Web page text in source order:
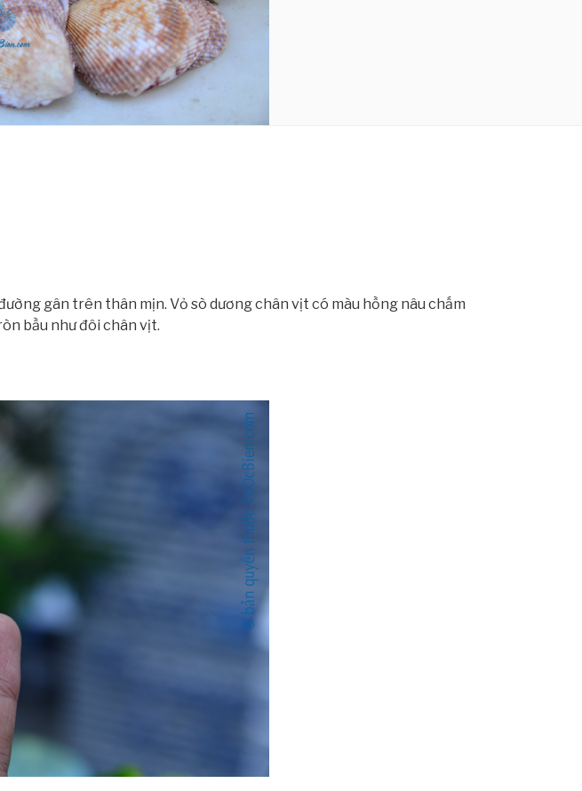
gân trên thân mịn. Vỏ sò dương chân vịt có màu hồng nâu chấm
bầu như đôi chân vịt.